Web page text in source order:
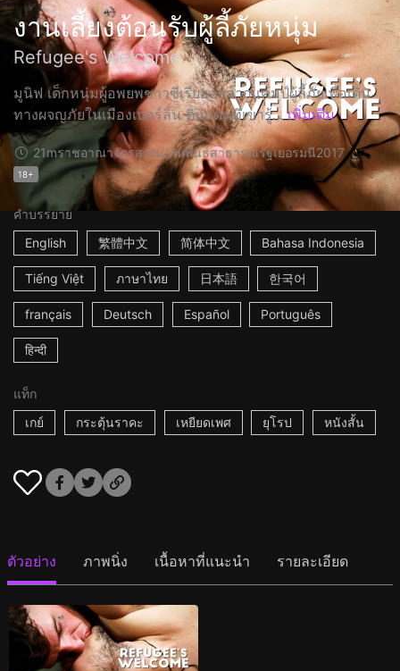
งานเลี้ยงต้อนรับผู้ลี้ภัยหนุ่ม
Refugee's Welcome
มูนิฟ เด็กหนุ่มผู้อพยพชาวซีเรียออกจากแคมป์ผู้ลี้ภัยเพื่อเดิน
ทางผจญภัยในเมืองเบอร์ลิน ดินแดนที่เขารู้... เพิ่มเติม
21mราชอาณาจักรสเปน/สหพันธ์สาธารณรัฐเยอรมนี2017
18+
คำบรรยาย
English
繁體中文 简体中文 Bahasa Indonesia
Tiếng Việt ภาษาไทย 日本語 한국어
français Deutsch Español Português
हिन्दी
แท็ก
เกย์
กระตุ้นราคะ เหยียดเพศ ยุโรป หนังสั้น
ตัวอย่าง ภาพนิ่ง เนื้อหาที่แนะนำ รายละเอียด